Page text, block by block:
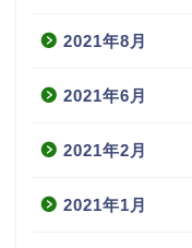
2021年8月
2021年6月
2021年2月
2021年1月